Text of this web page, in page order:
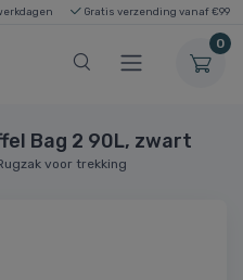
Gratis verzending vanaf €99
0
Bag 2 90L, zwart
voor trekking